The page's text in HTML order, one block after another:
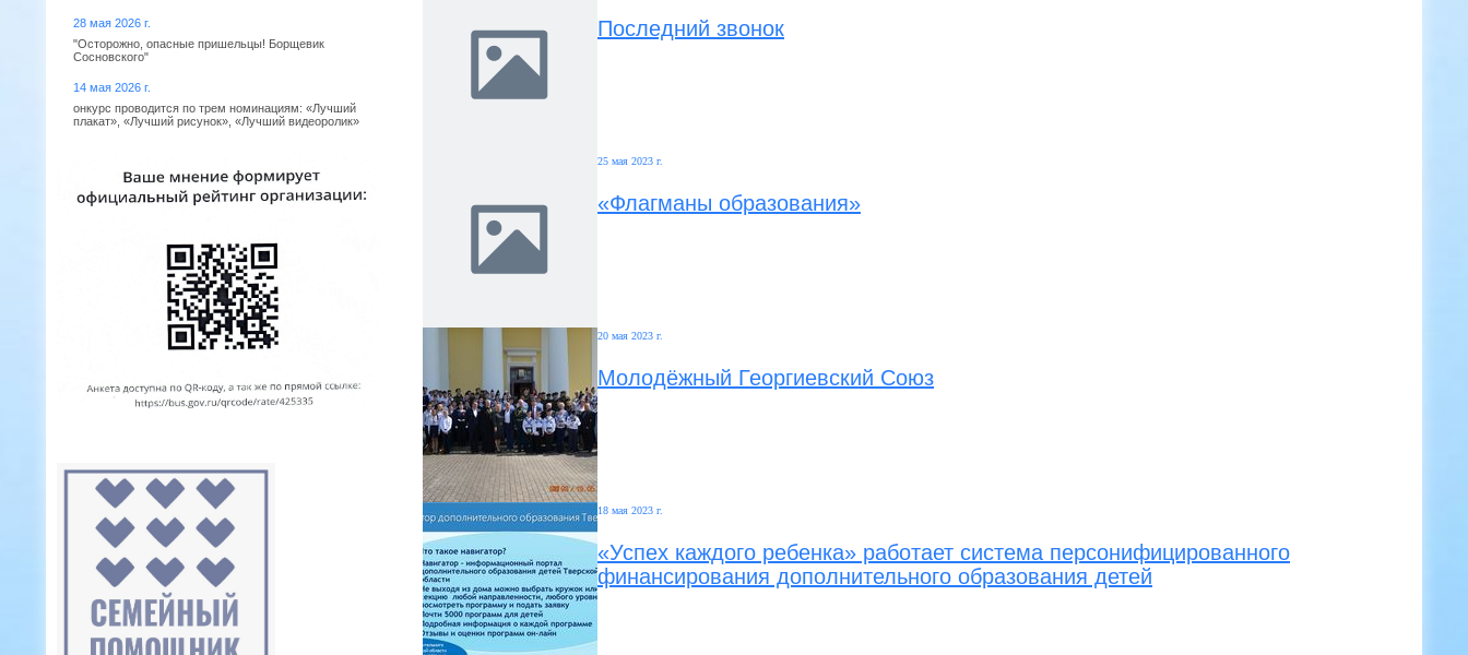
28 мая 2026 г.
"Осторожно, опасные пришельцы! Борщевик
Сосновского"
14 мая 2026 г.
онкурс проводится по трем номинациям: «Лучший
плакат», «Лучший рисунок», «Лучший видеоролик»
Последний звонок
25 мая 2023 г.
«Флагманы образования»
20 мая 2023 г.
Молодёжный Георгиевский Союз
18 мая 2023 г.
«Успех каждого ребенка» работает система персонифицированного
финансирования дополнительного образования детей